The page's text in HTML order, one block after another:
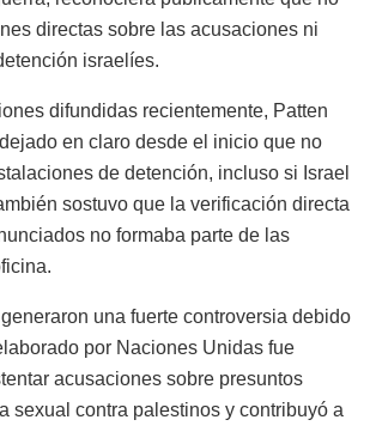
directas sobre las acusaciones ni
israelíes.
difundidas recientemente, Patten
en claro desde el inicio que no
de detención, incluso si Israel
sostuvo que la verificación directa
no formaba parte de las
una fuerte controversia debido
por Naciones Unidas fue
acusaciones sobre presuntos
sexual contra palestinos y contribuyó a